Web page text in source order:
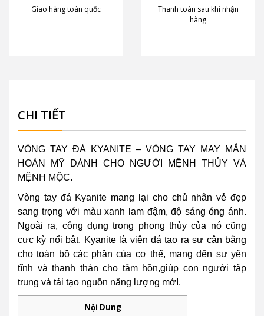
Giao hàng toàn quốc
Thanh toán sau khi nhận
hàng
CHI TIẾT
VÒNG TAY ĐÁ KYANITE – VÒNG TAY MAY MẮN
HOÀN MỸ DÀNH CHO NGƯỜI MỆNH THỦY VÀ
MỆNH MỘC.
Vòng tay đá Kyanite mang lại cho chủ nhân vẻ đẹp
sang trọng với màu xanh lam đậm, độ sáng óng ánh.
Ngoài ra, công dụng trong phong thủy của nó cũng
cực kỳ nổi bật. Kyanite là viên đá tạo ra sự cân bằng
cho toàn bộ các phần của cơ thể, mang đến sự yên
tĩnh và thanh thản cho tâm hồn,giúp con người tập
trung và tái tạo nguồn năng lượng mớI.
Nội Dung